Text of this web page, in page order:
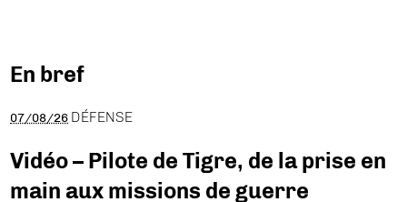
En bref
07/08/26 DÉFENSE
Vidéo – Pilote de Tigre, de la prise en
main aux missions de guerre